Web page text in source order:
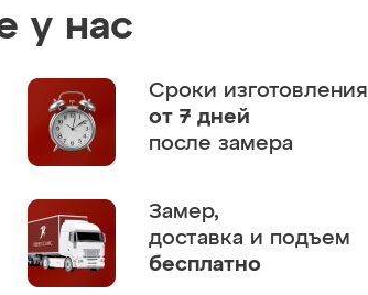
у нас
Сроки изготовления
от 7 дней
после замера
Замер,
доставка и подъем
бесплатно